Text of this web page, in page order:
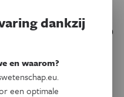
van griep
met een zware
een
dankzij
en waarom?
een optimale